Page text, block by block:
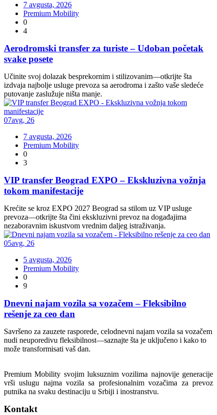
7 avgusta, 2026
Premium Mobility
0
4
Aerodromski transfer za turiste – Udoban početak
svake posete
Učinite svoj dolazak besprekornim i stilizovanim—otkrijte šta
izdvaja najbolje usluge prevoza sa aerodroma i zašto vaše sledeće
putovanje zaslužuje ništa manje.
07avg, 26
7 avgusta, 2026
Premium Mobility
0
3
VIP transfer Beograd EXPO – Ekskluzivna vožnja
tokom manifestacije
Krećite se kroz EXPO 2027 Beograd sa stilom uz VIP usluge
prevoza—otkrijte šta čini ekskluzivni prevoz na događajima
nezaboravnim iskustvom vrednim daljeg istraživanja.
05avg, 26
5 avgusta, 2026
Premium Mobility
0
9
Dnevni najam vozila sa vozačem – Fleksibilno
rešenje za ceo dan
Savršeno za zauzete rasporede, celodnevni najam vozila sa vozačem
nudi neuporedivu fleksibilnost—saznajte šta je uključeno i kako to
može transformisati vaš dan.
Premium Mobility svojim luksuznim vozilima najnovije generacije
vrši uslugu najma vozila sa profesionalnim vozačima za prevoz
putnika na svaku destinaciju u Srbiji i inostranstvu.
Kontakt